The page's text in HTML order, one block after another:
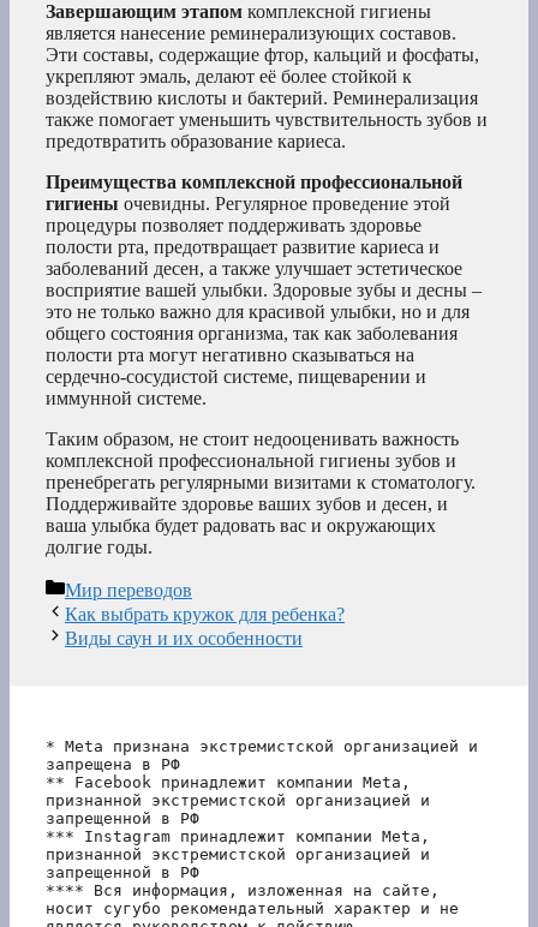
Завершающим этапом комплексной гигиены
является нанесение реминерализующих составов.
Эти составы, содержащие фтор, кальций и фосфаты,
укрепляют эмаль, делают её более стойкой к
воздействию кислоты и бактерий. Реминерализация
также помогает уменьшить чувствительность зубов и
предотвратить образование кариеса.
Преимущества комплексной профессиональной
гигиены очевидны. Регулярное проведение этой
процедуры позволяет поддерживать здоровье
полости рта, предотвращает развитие кариеса и
заболеваний десен, а также улучшает эстетическое
восприятие вашей улыбки. Здоровые зубы и десны –
это не только важно для красивой улыбки, но и для
общего состояния организма, так как заболевания
полости рта могут негативно сказываться на
сердечно-сосудистой системе, пищеварении и
иммунной системе.
Таким образом, не стоит недооценивать важность
комплексной профессиональной гигиены зубов и
пренебрегать регулярными визитами к стоматологу.
Поддерживайте здоровье ваших зубов и десен, и
ваша улыбка будет радовать вас и окружающих
долгие годы.
Рубрики
Мир переводов
Как выбрать кружок для ребенка?
Виды саун и их особенности
* Meta признана экстремистской организацией и
запрещена в РФ
** Facebook принадлежит компании Meta,
признанной экстремистской организацией и
запрещенной в РФ
*** Instagram принадлежит компании Meta,
признанной экстремистской организацией и
запрещенной в РФ
**** Вся информация, изложенная на сайте,
носит сугубо рекомендательный характер и не